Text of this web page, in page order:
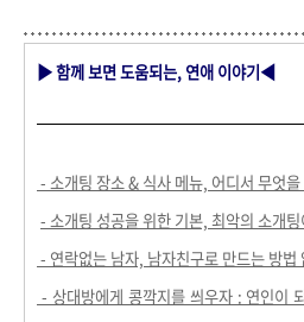
▶ 함께 보면 도움되는, 연애 이야기◀
- 소개팅 장소 & 식사 메뉴, 어디서 무엇
- 소개팅 성공을 위한 기본, 최악의 소개
- 연락없는 남자, 남자친구로 만드는 방법
- 상대방에게 콩깍지를 씌우자 : 연인이